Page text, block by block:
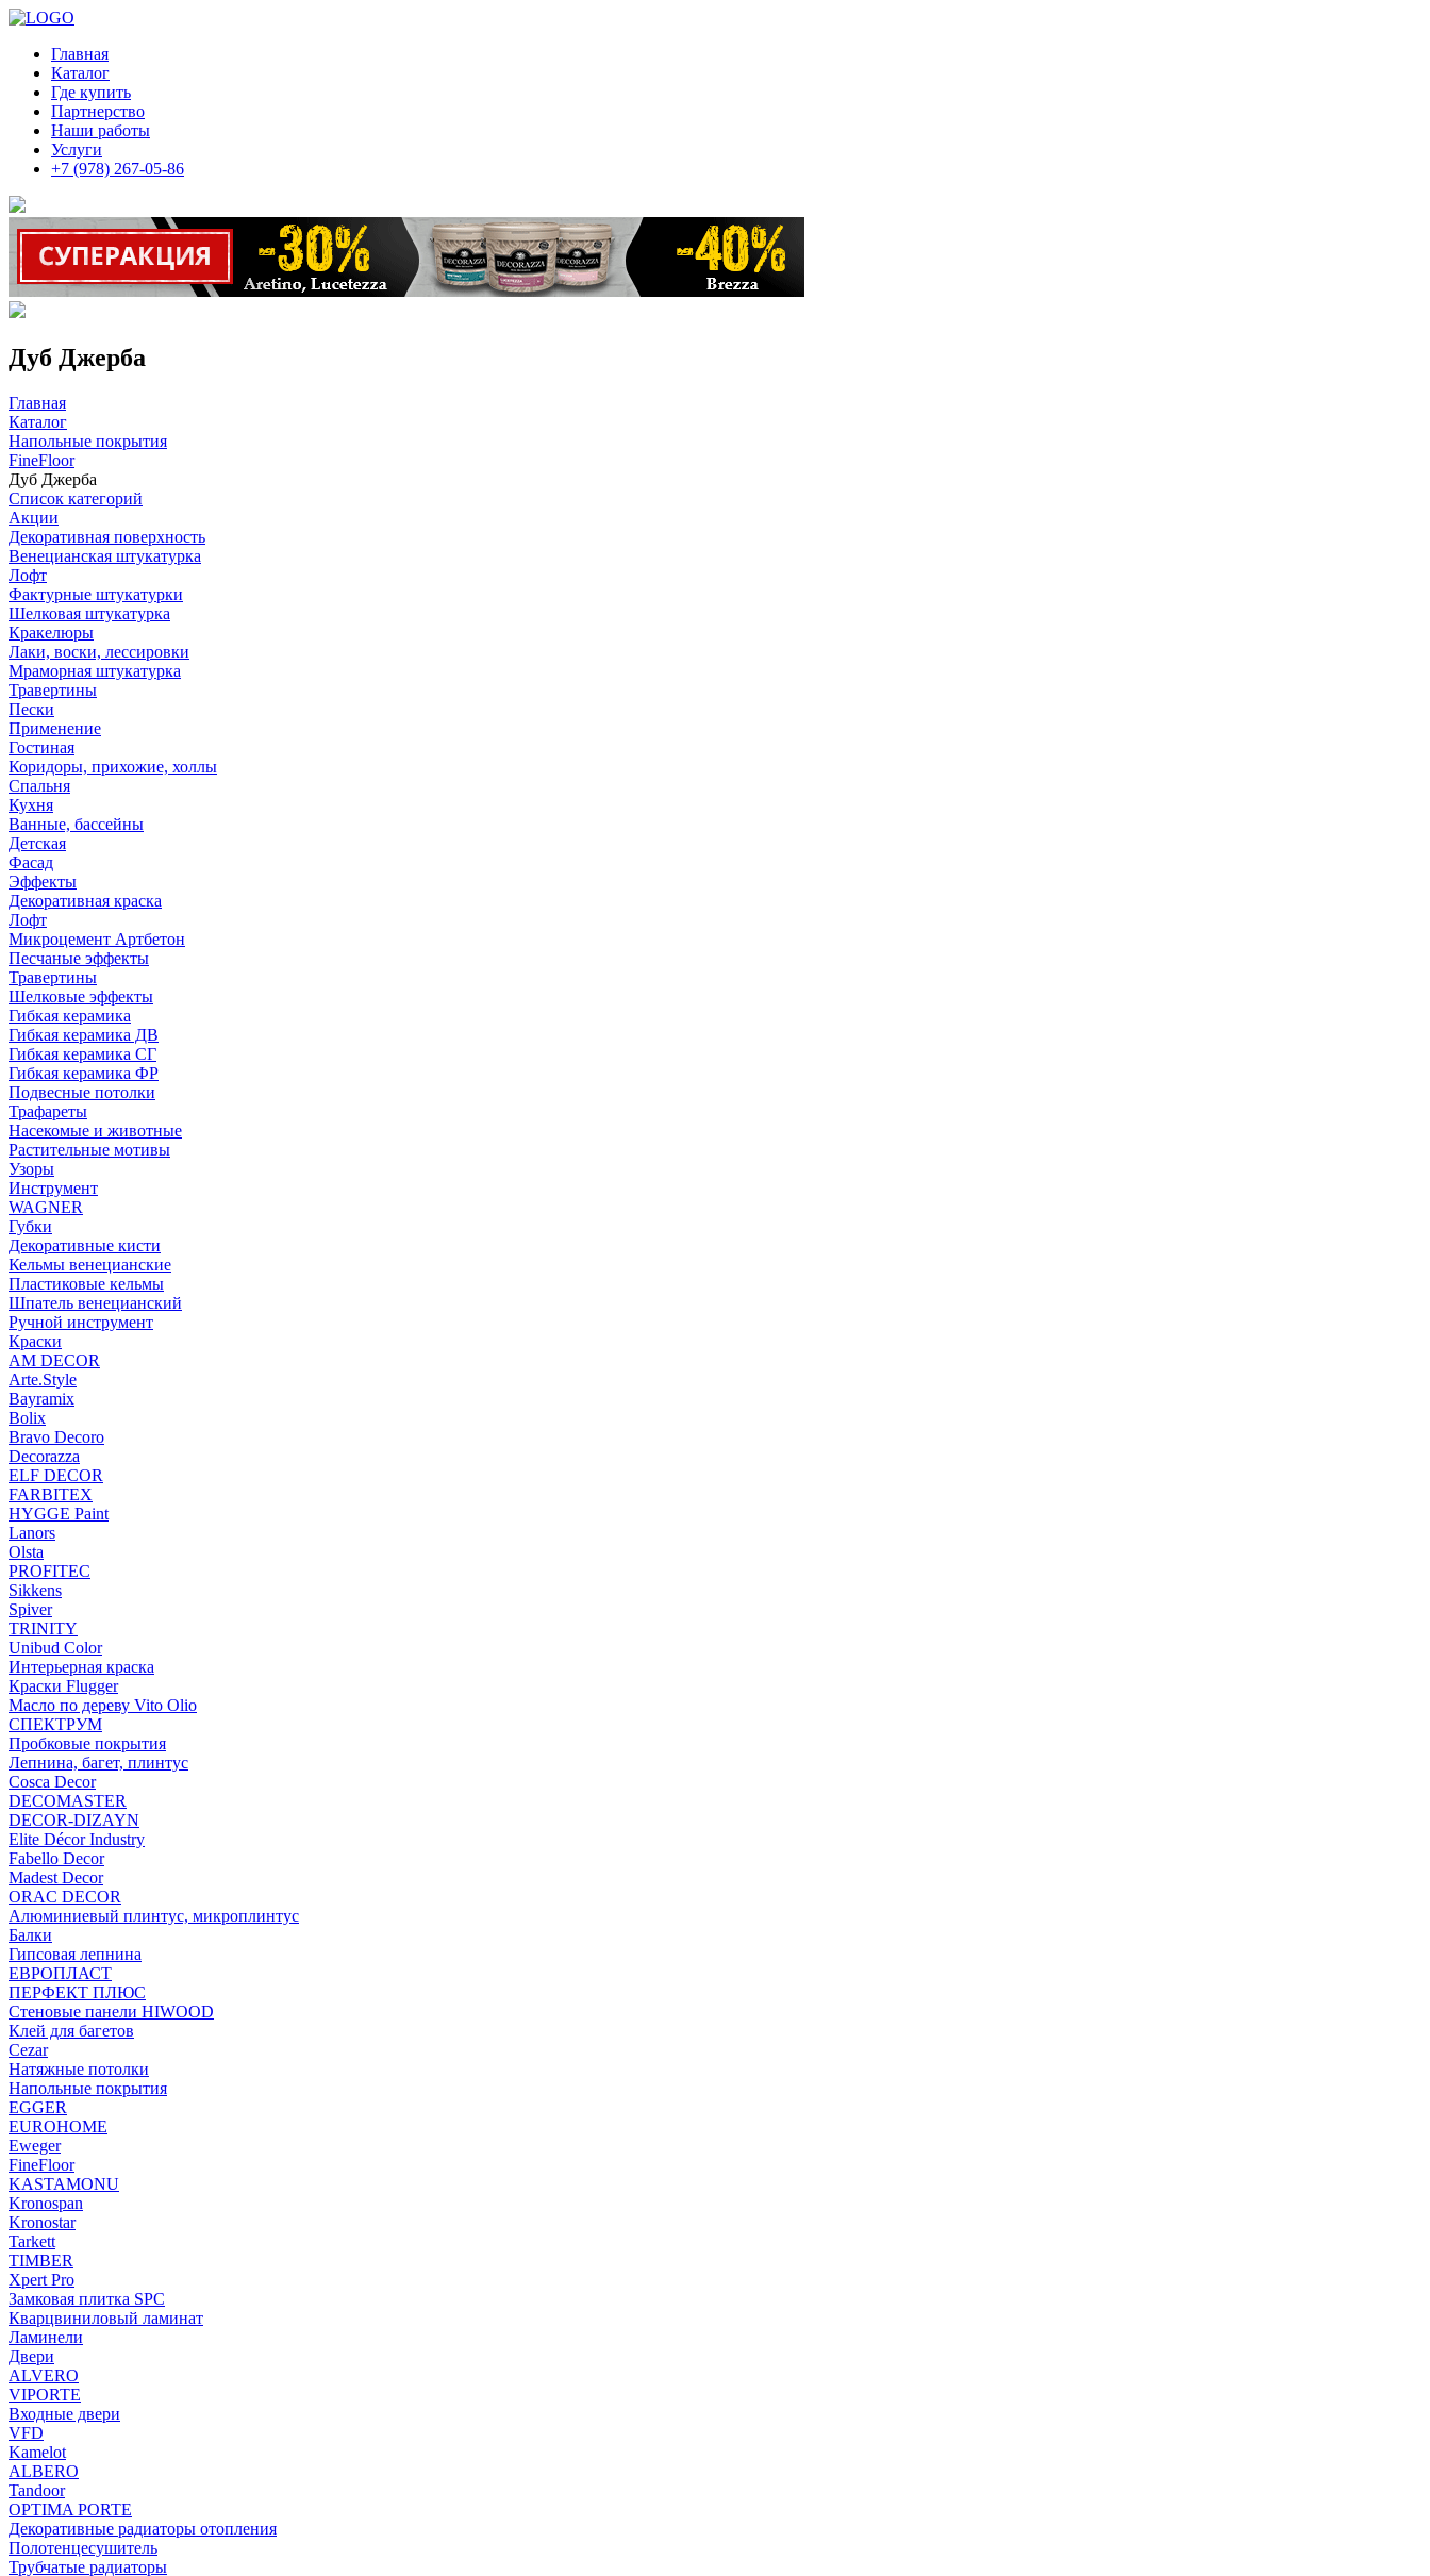
Главная
Каталог
Где купить
Партнерство
Наши работы
Услуги
+7 (978) 267-05-86
Дуб Джерба
Главная
Каталог
Напольные покрытия
FineFloor
Дуб Джерба
Список категорий
Акции
Декоративная поверхность
Венецианская штукатурка
Лофт
Фактурные штукатурки
Шелковая штукатурка
Кракелюры
Лаки, воски, лессировки
Мраморная штукатурка
Травертины
Пески
Применение
Гостиная
Коридоры, прихожие, холлы
Спальня
Кухня
Ванные, бассейны
Детская
Фасад
Эффекты
Декоративная краска
Лофт
Микроцемент Артбетон
Песчаные эффекты
Травертины
Шелковые эффекты
Гибкая керамика
Гибкая керамика ДВ
Гибкая керамика СГ
Гибкая керамика ФР
Подвесные потолки
Трафареты
Насекомые и животные
Растительные мотивы
Узоры
Инструмент
WAGNER
Губки
Декоративные кисти
Кельмы венецианские
Пластиковые кельмы
Шпатель венецианский
Ручной инструмент
Краски
AM DECOR
Arte.Style
Bayramix
Bolix
Bravo Decoro
Decorazza
ELF DECOR
FARBITEX
HYGGE Paint
Lanors
Olsta
PROFITEC
Sikkens
Spiver
TRINITY
Unibud Color
Интерьерная краска
Краски Flugger
Масло по дереву Vito Olio
СПЕКТРУМ
Пробковые покрытия
Лепнина, багет, плинтус
Cosca Decor
DECOMASTER
DECOR-DIZAYN
Elite Décor Industry
Fabello Decor
Madest Decor
ORAC DECOR
Алюминиевый плинтус, микроплинтус
Балки
Гипсовая лепнина
ЕВРОПЛАСТ
ПЕРФЕКТ ПЛЮС
Стеновые панели HIWOOD
Клей для багетов
Cezar
Натяжные потолки
Напольные покрытия
EGGER
EUROHOME
Eweger
FineFloor
KASTAMONU
Kronospan
Kronostar
Tarkett
TIMBER
Xpert Pro
Замковая плитка SPC
Кварцвиниловый ламинат
Ламинели
Двери
ALVERO
VIPORTE
Входные двери
VFD
Kamelot
ALBERO
Tandoor
OPTIMA PORTE
Декоративные радиаторы отопления
Полотенцесушитель
Трубчатые радиаторы